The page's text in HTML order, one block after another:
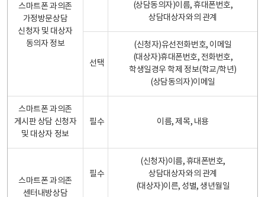
스마트폰 과의존
가정방문상담
신청자 및 대상자
동의자 정보
(상담동의자)이름, 휴대폰번호,
상담대상자와의 관계
선택
(신청자)유선전화번호, 이메일
(대상자)휴대폰번호, 전화번호,
학생일경우 학제 정보(학교/학년)
(상담동의자)이메일
스마트폰 과의존
게시판 상담 신청자
및 대상자 정보
필수 이름, 제목, 내용
스마트폰 과의존
센터내방상담
필수
(신청자)이름, 휴대폰번호,
상담대상자와의 관계
(대상자)이른, 성별, 생년월일